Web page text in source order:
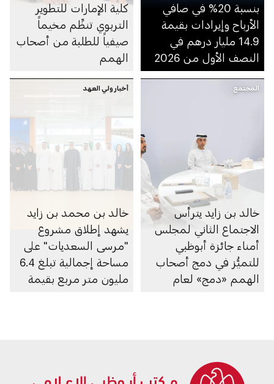
بنسبة 20% في صافي
الأرباح وإيرادات بقيمة
14.9 مليار درهم في
النصف الأول من 2026
كلية الإمارات للتطوير
التربوي تنظِّم مخيماً
صيفياً للطلبة من أصحاب
الهمم
المجتمع
خالد بن زايد يترأس
الاجتماع الثاني لمجلس
أمناء جائزة أبوظبي
للتميُّز في دمج أصحاب
الهمم «دمج» لعام
أخبار ولي العهد
خالد بن محمد بن زايد
يشهد إطلاق مشروع
"مرسى السعديات" على
مساحة إجمالية تبلغ 6.4
مليون متر مربع بقيمة